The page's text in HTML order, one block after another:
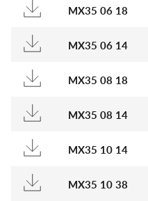
MX35 06 18
MX35 06 14
MX35 08 18
MX35 08 14
MX35 10 14
MX35 10 38